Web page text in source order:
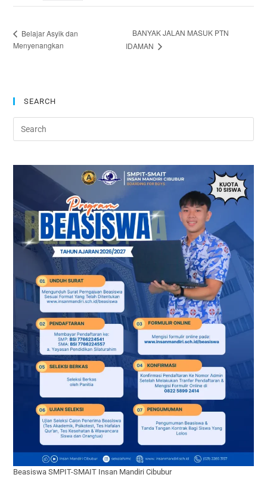
Belajar Asyik dan
Menyenangkan
BANYAK JALAN MASUK PTN
IDAMAN
SEARCH
Beasiswa SMPIT-SMAIT Insan Mandiri Cibubur